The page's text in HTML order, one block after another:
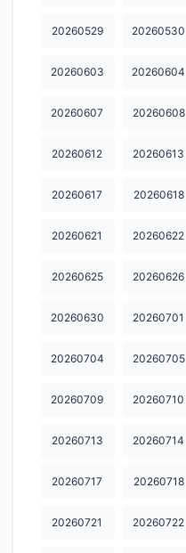
20260529 20260530
20260603 20260604
20260607 20260608
20260612 20260613
20260617 20260618
20260621 20260622
20260625 20260626
20260630 20260701
20260704 20260705
20260709 20260710
20260713 20260714
20260717 20260718
20260721 20260722